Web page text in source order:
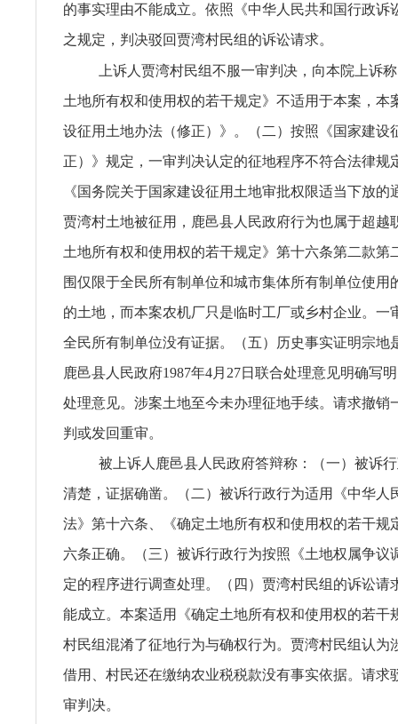
的事实理由不能成立。依照《中华人民共和国行政诉
之规定，判决驳回贾湾村民组的诉讼请求。
上诉人贾湾村民组不服一审判决，向本院上诉
土地所有权和使用权的若干规定》不适用于本案，本
设征用土地办法（修正）》。（二）按照《国家建设
正）》规定，一审判决认定的征地程序不符合法律规
《国务院关于国家建设征用土地审批权限适当下放的
贾湾村土地被征用，鹿邑县人民政府行为也属于超越
土地所有权和使用权的若干规定》第十六条第二款第
围仅限于全民所有制单位和城市集体所有制单位使用
的土地，而本案农机厂只是临时工厂或乡村企业。一
全民所有制单位没有证据。（五）历史事实证明宗地
鹿邑县人民政府1987年4月27日联合处理意见明确写
处理意见。涉案土地至今未办理征地手续。请求撤销
判或发回重审。
被上诉人鹿邑县人民政府答辩称：（一）被诉
清楚，证据确凿。（二）被诉行政行为适用《中华人
法》第十六条、《确定土地所有权和使用权的若干规
六条正确。（三）被诉行政行为按照《土地权属争议
定的程序进行调查处理。（四）贾湾村民组的诉讼请
能成立。本案适用《确定土地所有权和使用权的若干
村民组混淆了征地行为与确权行为。贾湾村民组认为
借用、村民还在缴纳农业税税款没有事实依据。请求
审判决。